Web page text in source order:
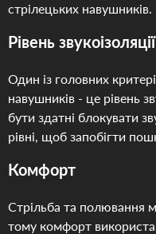
стрілецьких навушників.
Рівень звукоізоляції
Один із головних
навушників - це рівень
бути здатні блокувати
рівні, щоб запобігти
Комфорт
Стрільба та полювання
тому комфорт